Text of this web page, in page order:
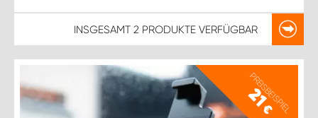
INSGESAMT 2 PRODUKTE VERFÜGBAR
PREISBEISPIEL
21
€